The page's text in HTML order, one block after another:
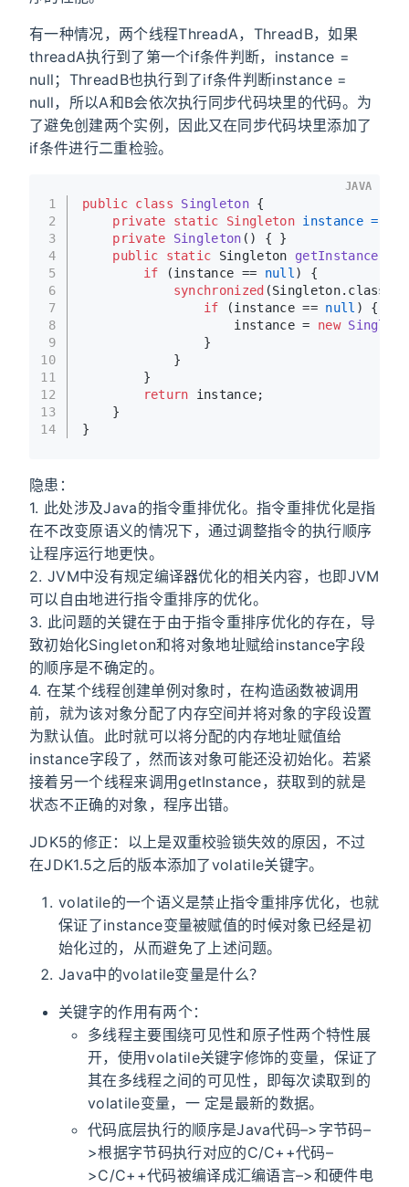
有一种情况，两个线程ThreadA，ThreadB，如果
threadA执行到了第一个if条件判断，instance =
null；ThreadB也执行到了if条件判断instance =
null，所以A和B会依次执行同步代码块里的代码。为
了避免创建两个实例，因此又在同步代码块里添加了
if条件进行二重检验。
1
2
3
4
5
6
7
8
9
10
11
12
13
14
public class Singleton {
private
static Singleton instance =
private
Singleton ()
{ }
public
static Singleton getInstance
if (instance == null ) {
synchronized (Singleton.class) {
if (instance == null ) {
                    instance =
new
                }
            }
        }
return instance;
    }
}
JAVA
隐患：
1. 此处涉及Java的指令重排优化。指令重排优化是指
在不改变原语义的情况下，通过调整指令的执行顺序
让程序运行地更快。
2. JVM中没有规定编译器优化的相关内容，也即JVM
可以自由地进行指令重排序的优化。
3. 此问题的关键在于由于指令重排序优化的存在，导
致初始化Singleton和将对象地址赋给instance字段
的顺序是不确定的。
4. 在某个线程创建单例对象时，在构造函数被调用
前，就为该对象分配了内存空间并将对象的字段设置
为默认值。此时就可以将分配的内存地址赋值给
instance字段了，然而该对象可能还没初始化。若紧
接着另一个线程来调用getInstance，获取到的就是
状态不正确的对象，程序出错。
JDK5的修正：以上是双重校验锁失效的原因，不过
在JDK1.5之后的版本添加了volatile关键字。
volatile的一个语义是禁止指令重排序优化，也就
保证了instance变量被赋值的时候对象已经是初
始化过的，从而避免了上述问题。
Java中的volatile变量是什么？
关键字的作用有两个：
多线程主要围绕可见性和原子性两个特性展
开，使用volatile关键字修饰的变量，保证了
其在多线程之间的可见性，即每次读取到的
volatile变量，一 定是最新的数据。
代码底层执行的顺序是Java代码–>字节码–
>根据字节码执行对应的C/C++代码–
>C/C++代码被编译成汇编语言–>和硬件电